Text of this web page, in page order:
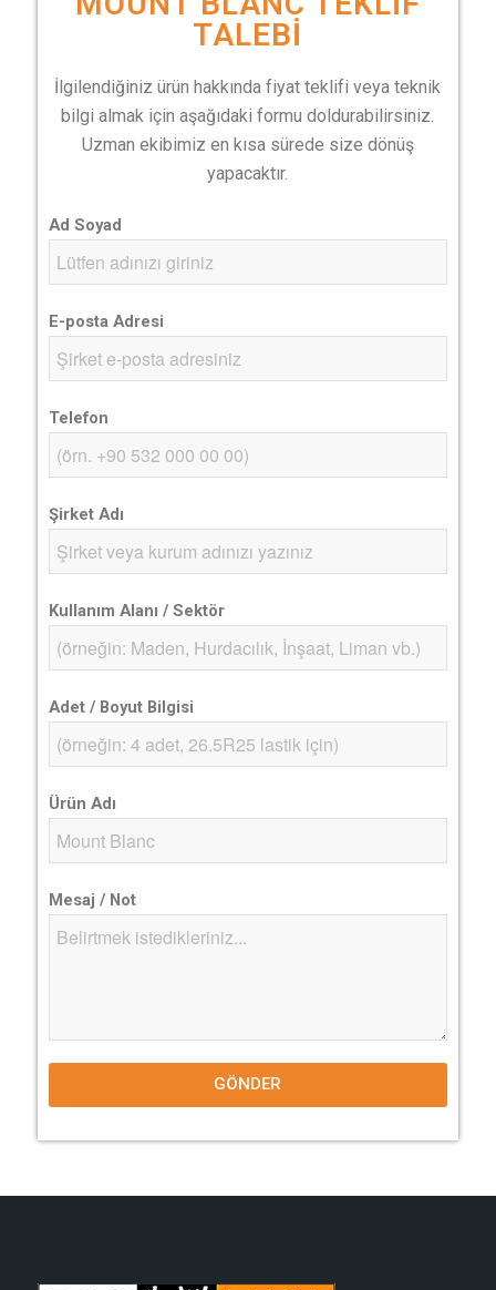
TALEBI
İlgilendiğiniz ürün hakkında fiyat teklifi veya teknik
bilgi almak için aşağıdaki formu doldurabilirsiniz.
Uzman ekibimiz en kısa sürede size dönüş
yapacaktır.
Ad Soyad
E-posta Adresi
Telefon
Şirket Adı
Kullanım Alanı / Sektör
Adet / Boyut Bilgisi
Ürün Adı
Mesaj / Not
GÖNDER